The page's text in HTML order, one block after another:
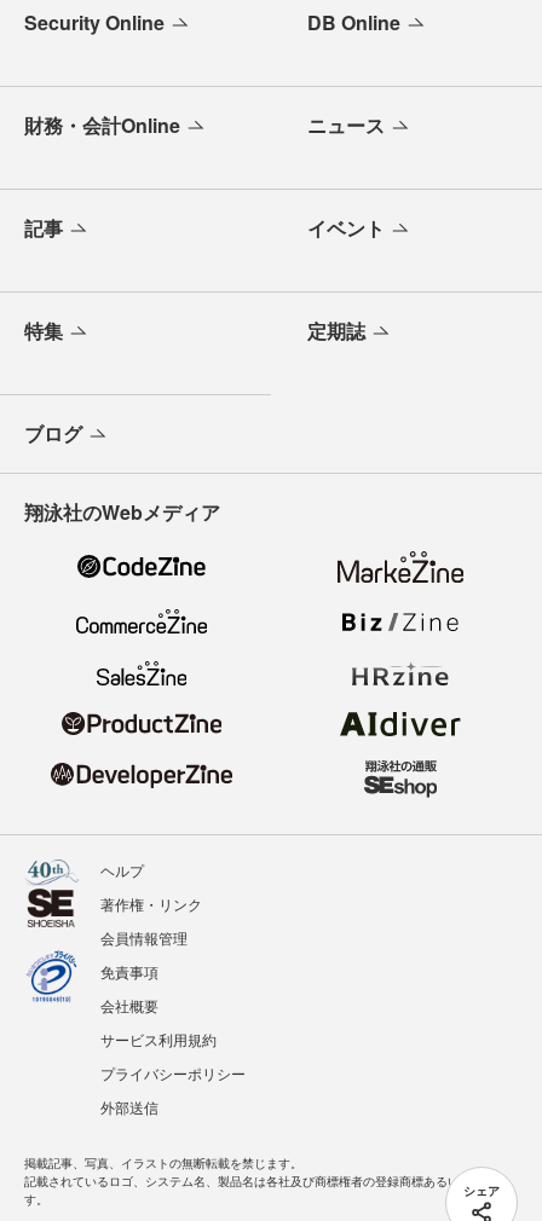
シェア
Security Online DB Online
財務・会計Online ニュース
記事 イベント
特集 定期誌
ブログ
翔泳社のWebメディア
ヘルプ
著作権・リンク
会員情報管理
免責事項
会社概要
サービス利用規約
プライバシーポリシー
外部送信
掲載記事、写真、イラストの無断転載を禁じます。
記載されているロゴ、システム名、製品名は各社及び商標権者の登録商標あるいは商標で
す。